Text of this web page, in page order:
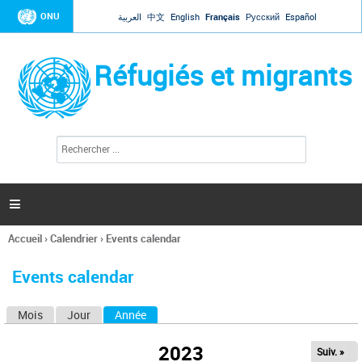
Jump to navigation
ONU العربية 中文 English Français Русский Español
Réfugiés et migrants
l
c
h
e

Vous
ici
Accueil›Calendrier› Events calendar
Events calendar
Mois Jour Année
2023 Suiv. »